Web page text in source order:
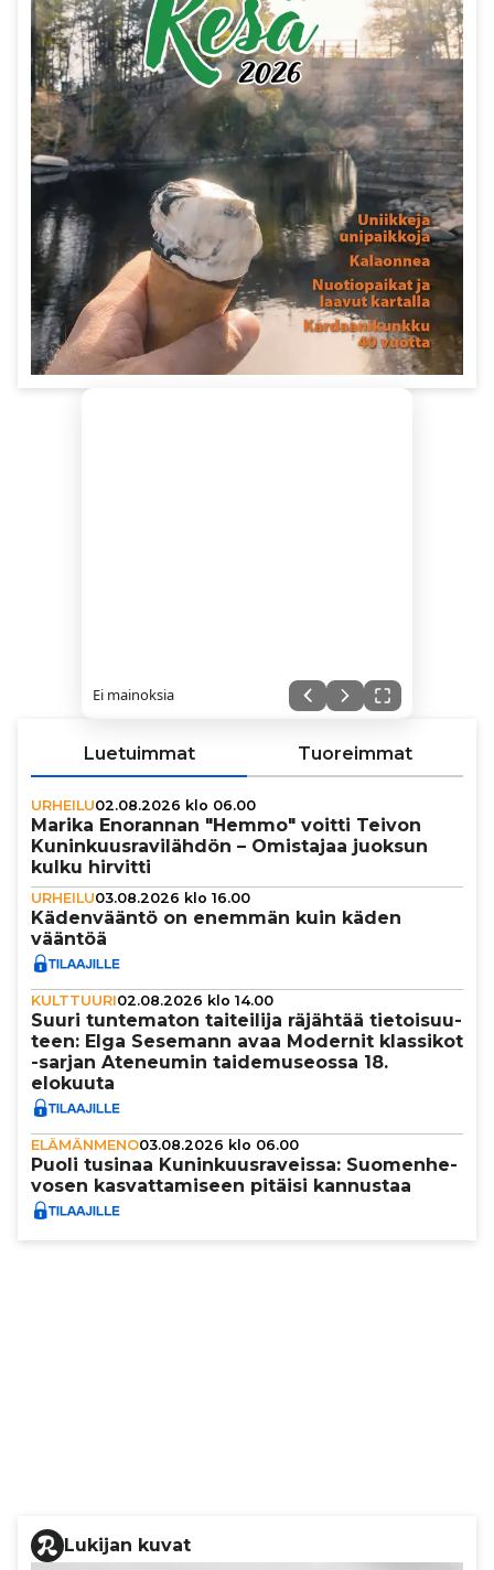
Ei mainoksia
Luetuimmat Tuoreimmat
URHEILU02.08.2026 klo 06.00
Marika Enorannan "Hemmo" voitti Teivon
Kunin­kuus­ra­vi­läh­dön – Omistajaa juoksun
kulku hirvitti
URHEILU03.08.2026 klo 16.00
Käden­vääntö on enemmän kuin käden
vääntöä
KULTTUURI02.08.2026 klo 14.00
Suuri tun­te­ma­ton tai­tei­lija räjähtää tie­toi­suu­
teen: Elga Sesemann avaa Modernit klassikot
-sarjan Ateneumin tai­de­mu­se­ossa 18.
elokuuta
ELÄMÄNMENO03.08.2026 klo 06.00
Puoli tusinaa Kunin­kuus­ra­veissa: Suo­men­he­
vo­sen kas­vat­ta­mi­seen pitäisi kannustaa
Lukijan kuvat